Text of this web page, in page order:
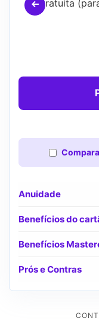
Gratuita
Anuidade
Benefícios do
Benefícios
Prós e Contras